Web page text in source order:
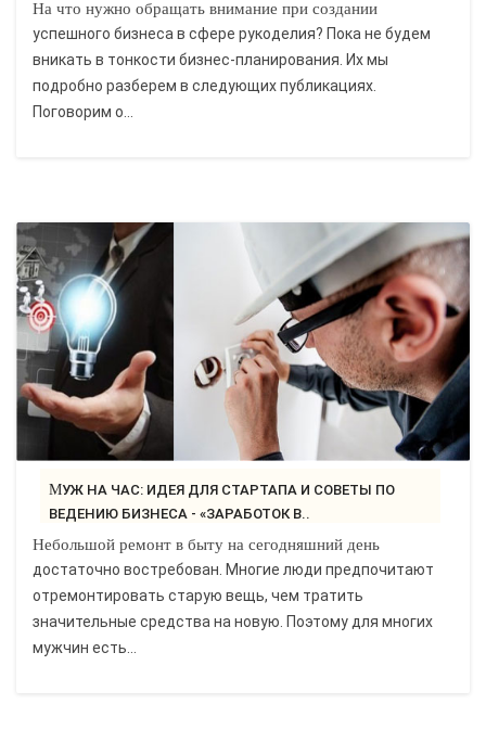
На что нужно обращать внимание при создании
успешного бизнеса в сфере рукоделия? Пока не будем
вникать в тонкости бизнес-планирования. Их мы
подробно разберем в следующих публикациях.
Поговорим о...
МУЖ НА ЧАС: ИДЕЯ ДЛЯ СТАРТАПА И СОВЕТЫ ПО
ВЕДЕНИЮ БИЗНЕСА - «ЗАРАБОТОК В..
Небольшой ремонт в быту на сегодняшний день
достаточно востребован. Многие люди предпочитают
отремонтировать старую вещь, чем тратить
значительные средства на новую. Поэтому для многих
мужчин есть...